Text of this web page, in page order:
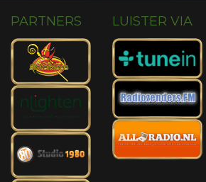
PARTNERS LUISTER VIA